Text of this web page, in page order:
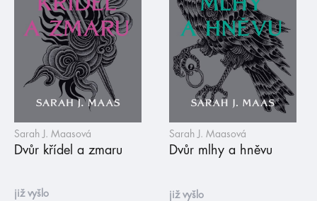
Sarah J. Maasová
Dvůr křídel a zmaru
Sarah J. Maasová
Dvůr mlhy a hněvu
již vyšlo již vyšlo